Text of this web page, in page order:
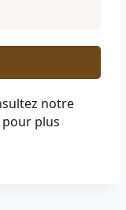
notre
pour plus